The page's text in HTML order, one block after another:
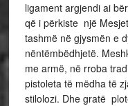
ligament argjendi ai
që i përkiste një
tashmë në gjysmën e
nëntëmbëdhjetë.
me armë, në rroba
pistoleta të mëdha të
stilolozi. Dhe gratë